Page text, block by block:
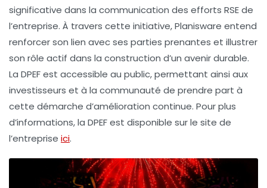
significative dans la communication des efforts RSE de
l’entreprise. À travers cette initiative, Planisware entend
renforcer son lien avec ses parties prenantes et illustrer
son rôle actif dans la construction d’un avenir durable.
La DPEF est accessible au public, permettant ainsi aux
investisseurs et à la communauté de prendre part à
cette démarche d’amélioration continue. Pour plus
d’informations, la DPEF est disponible sur le site de
l’entreprise ici.